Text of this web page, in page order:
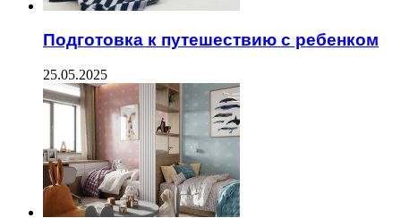
Подготовка к путешествию с ребенком
25.05.2025